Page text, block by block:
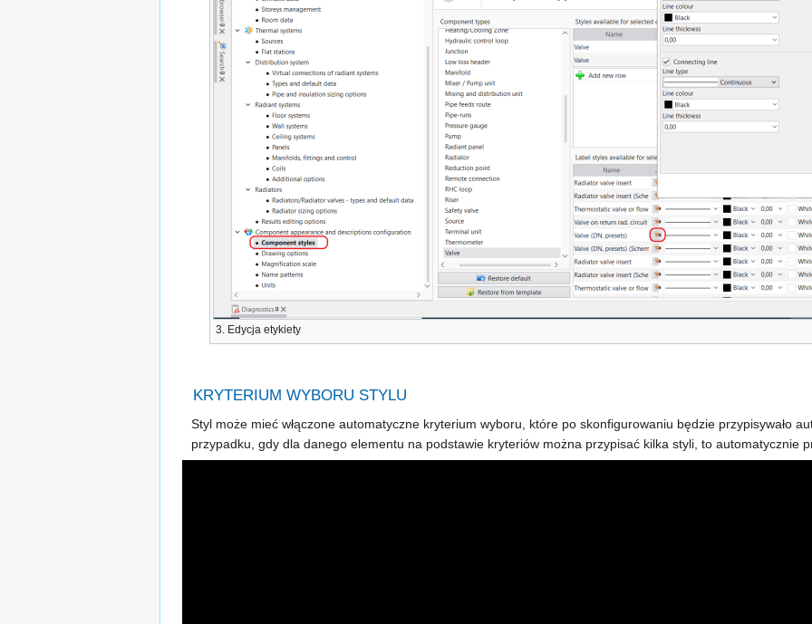
3. Edycja etykiety
KRYTERIUM WYBORU STYLU
Styl może mieć włączone automatyczne kryterium wyboru, które po skonfigurowaniu będzie przypisywało
przypadku, gdy dla danego elementu na podstawie kryteriów można przypisać kilka styli, to automatycznie